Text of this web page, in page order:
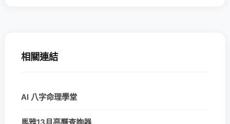
相關連結
AI 八字命理學堂
馬雅13月亮曆查詢器